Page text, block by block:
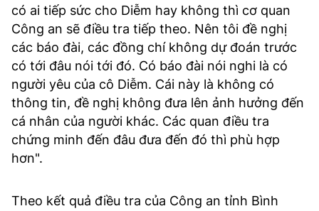
có ai tiếp sức cho Diễm hay không thì cơ quan
Công an sẽ điều tra tiếp theo. Nên tôi đề nghị
các báo đài, các đồng chí không dự đoán trước
có tới đâu nói tới đó. Có báo đài nói nghi là có
người yêu của cô Diễm. Cái này là không có
thông tin, đề nghị không đưa lên ảnh hưởng đến
cá nhân của người khác. Các quan điều tra
chứng minh đến đâu đưa đến đó thì phù hợp
hơn".
Theo kết quả điều tra của Công an tỉnh Bình